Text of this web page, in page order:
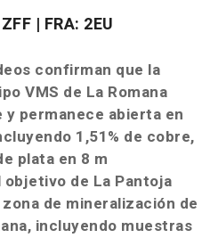
| FRA: 2EU
confirman que la
VMS de La Romana
permanece abierta en
1,51% de cobre,
plata en 8 m
de La Pantoja
de mineralización de
incluyendo muestras